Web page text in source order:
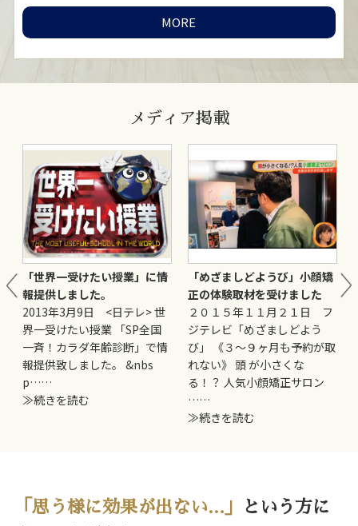
MORE
メディア掲載
「世界一受けたい授業」に情
報提供しました。
2013年3月9日 <日テレ> 世
界一受けたい授業 「SP全国
一斉！カラダ年齢診断」で情
報提供致しました。 &nbs
p……
≫続きを読む
「めざましどようび」小顔矯
正の体験取材を受けました
２０１５年１１月２１日 フ
ジテレビ「めざましどよう
び」 《３〜９ヶ月も予約が取
れない》 頭 が小さくな
る！？ 人気小顔矯正サロン
……
≫続きを読む
「思う様に効果が出ない…」
という方に